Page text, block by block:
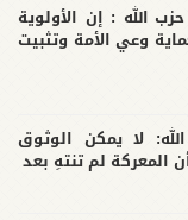
الله : إن الأولوية
وعي الأمة وتثبيت
لا يمكن الوثوق
المعركة لم تنتهِ بعد